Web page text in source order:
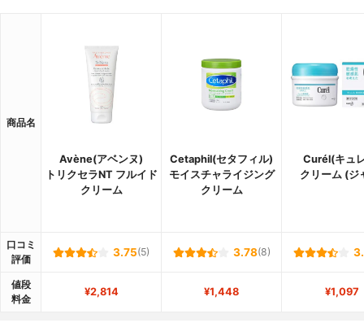
商品名
Avène(アベンヌ)
トリクセラNT フルイド
クリーム
Cetaphil(セタフィル)
モイスチャライジング
クリーム
Curél(キュ
クリーム (ジ
口コミ
評価
3.75(5) 3.78(8)
値段
料金
¥2,814 ¥1,448 ¥1,097